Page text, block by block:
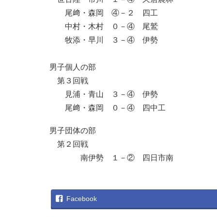
尾﨑・森岡 ④－２ 四工
中村・木村 ０－④ 尾鷲
牧添・早川 ３－④ 伊勢
男子個人の部
第３回戦
見浦・青山 ３－④ 伊勢
尾﨑・森岡 ０－④ 四中工
男子団体の部
第２回戦
南伊勢 １－② 四日市南
Facebook